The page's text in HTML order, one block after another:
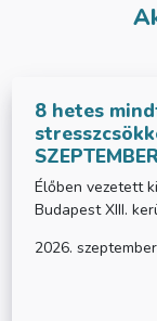
8 hetes
Élőben vezetett
Budapest XIII.
2026.